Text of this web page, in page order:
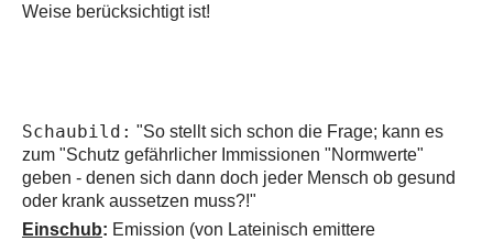
Weise berücksichtigt ist!
Schaubild: "So stellt sich schon die Frage; kann es
zum "Schutz gefährlicher Immissionen "Normwerte"
geben - denen sich dann doch jeder Mensch ob gesund
oder krank aussetzen muss?!"
Einschub: Emission (von Lateinisch emittere